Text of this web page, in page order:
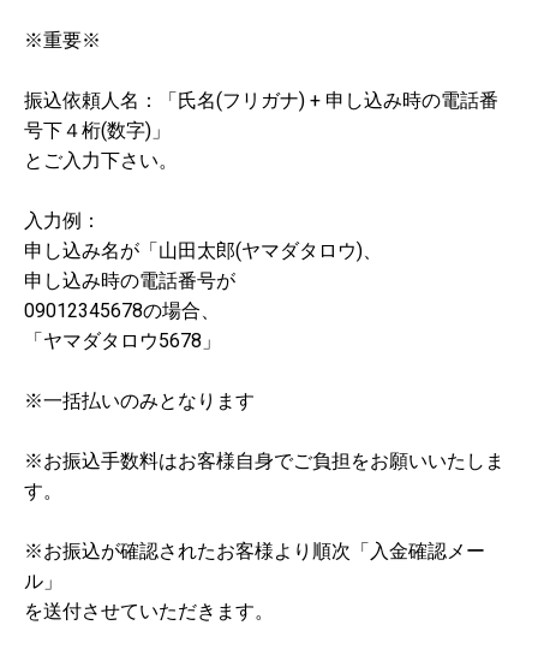
※重要※
振込依頼人名：「氏名(フリガナ) + 申し込み時の電話番
号下４桁(数字)」
とご入力下さい。
入力例：
申し込み名が「山田太郎(ヤマダタロウ)、
申し込み時の電話番号が
09012345678の場合、
「ヤマダタロウ5678」
※一括払いのみとなります
※お振込手数料はお客様自身でご負担をお願いいたしま
す。
※お振込が確認されたお客様より順次「入金確認メー
ル」
を送付させていただきます。